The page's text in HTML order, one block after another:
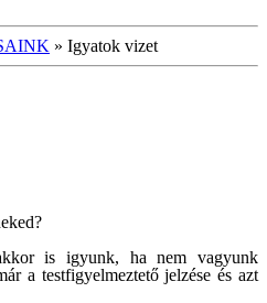
» Igyatok vizet
is igyunk, ha nem vagyunk
a testfigyelmeztető jelzése és azt